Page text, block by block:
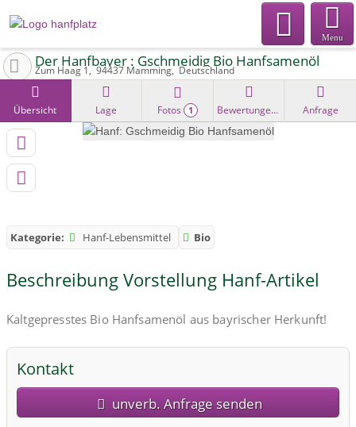
Menu
Der Hanfbayer : Gschmeidig Bio Hanfsamenöl
Zum Haag 1 94437 Mamming Deutschland
Übersicht Lage Fotos 1 Bewertungen Anfrage
Kategorie: Hanf-Lebensmittel Bio
Beschreibung Vorstellung Hanf-Artikel
Kaltgepresstes Bio Hanfsamenöl aus bayrischer Herkunft!
Kontakt
unverb. Anfrage senden